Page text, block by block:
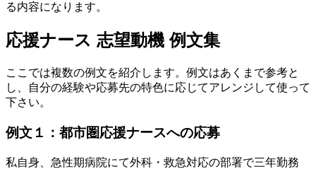
る内容になります。
応援ナース 志望動機 例文集
ここでは複数の例文を紹介します。例文はあくまで参考と
し、自分の経験や応募先の特色に応じてアレンジして使って
下さい。
例文１：都市圏応援ナースへの応募
私自身、急性期病院にて外科・救急対応の部署で三年勤務